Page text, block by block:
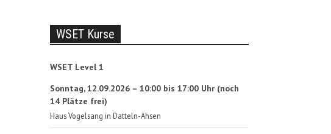
WSET Kurse
WSET Level 1
Sonntag, 12.09.2026 – 10:00 bis 17:00 Uhr (noch
14 Plätze frei)
Haus Vogelsang in Datteln-Ahsen